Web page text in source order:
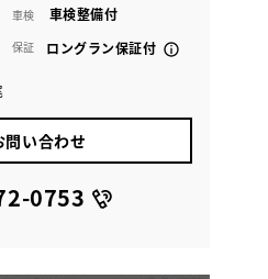
車検 車検整備付
保証 ロングラン保証付
問い合わせ
0753